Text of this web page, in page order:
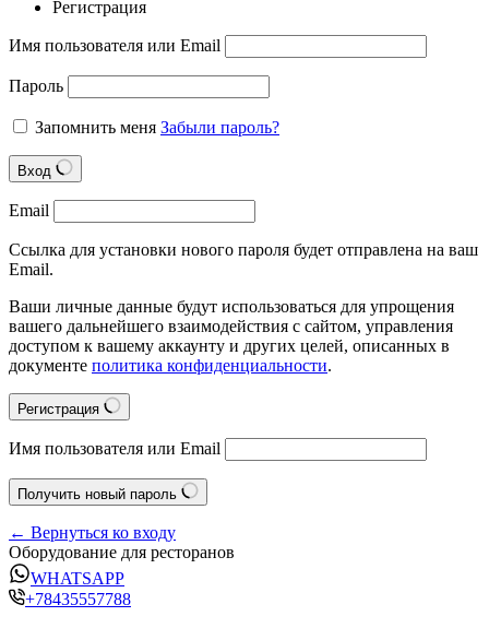
Регистрация
Имя пользователя или Email
Пароль
Запомнить меня Забыли пароль?
Вход
Email
Ссылка для установки нового пароля будет отправлена на ваш
Email.
Ваши личные данные будут использоваться для упрощения
вашего дальнейшего взаимодействия с сайтом, управления
доступом к вашему аккаунту и других целей, описанных в
документе политика конфиденциальности.
Регистрация
Имя пользователя или Email
Получить новый пароль
← Вернуться ко входу
Оборудование для ресторанов
WHATSAPP
+78435557788